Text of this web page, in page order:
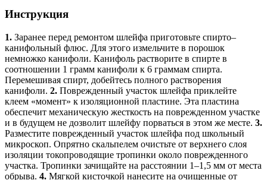
Инструкция
1. Заранее перед ремонтом шлейфа приготовьте спирто–
канифольный флюс. Для этого измельчите в порошок
немножко канифоли. Канифоль растворите в спирте в
соотношении 1 грамм канифоли к 6 граммам спирта.
Перемешивая спирт, добейтесь полного растворения
канифоли. 2. Поврежденный участок шлейфа приклейте
клеем «момент» к изоляционной пластине. Эта пластина
обеспечит механическую жесткость на поврежденном участке
и в будущем не дозволит шлейфу порваться в этом же месте. 3.
Разместите поврежденный участок шлейфа под школьный
микроскоп. Опрятно скальпелем очистьте от верхнего слоя
изоляции токопроводящие тропинки около поврежденного
участка. Тропинки зачищайте на расстоянии 1–1,5 мм от места
обрыва. 4. Мягкой кисточкой нанесите на очищенные от